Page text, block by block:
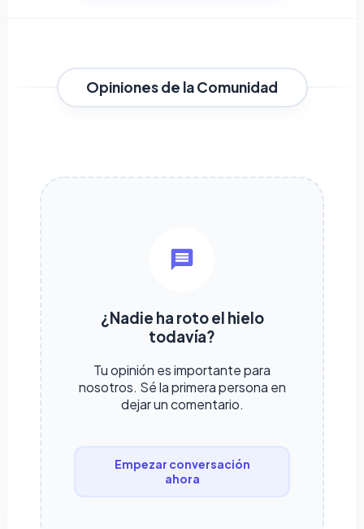
Opiniones de la Comunidad
¿Nadie ha roto el hielo
todavía?
Tu opinión es importante para
nosotros. Sé la primera persona en
dejar un comentario.
Empezar conversación
ahora